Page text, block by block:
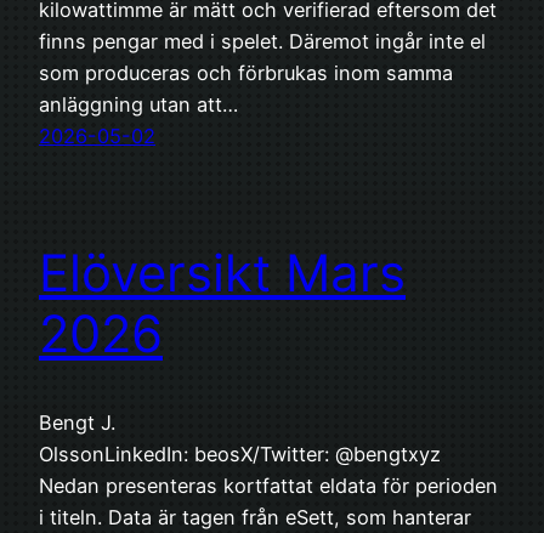
kilowattimme är mätt och verifierad eftersom det
finns pengar med i spelet. Däremot ingår inte el
som produceras och förbrukas inom samma
anläggning utan att…
2026-05-02
Elöversikt Mars
2026
Bengt J.
OlssonLinkedIn: beosX/Twitter: @bengtxyz
Nedan presenteras kortfattat eldata för perioden
i titeln. Data är tagen från eSett, som hanterar